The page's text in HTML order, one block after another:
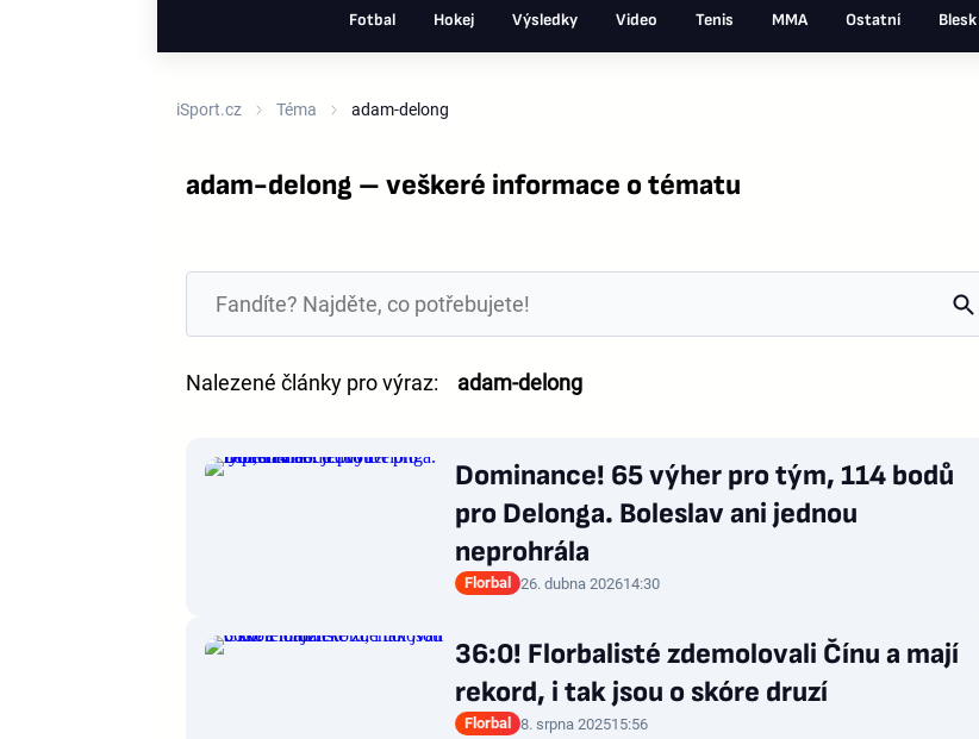
Fotbal Hokej Výsledky Video Tenis MMA Ostatní
iSport.cz Téma adam-delong
adam-delong – veškeré informace o tématu
Nalezené články pro výraz: adam-delong
Dominance! 65 výher pro tým, 114 bodů
pro Delonga. Boleslav ani jednou
neprohrála
Florbal 26. dubna 202614:30
36:0! Florbalisté zdemolovali Čínu a mají
rekord, i tak jsou o skóre druzí
Florbal 8. srpna 202515:56